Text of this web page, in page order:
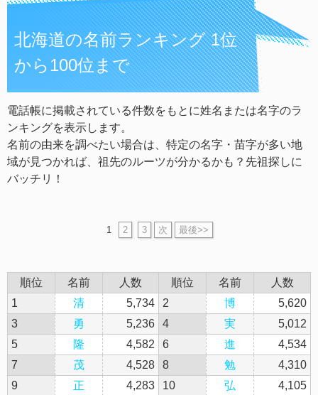
北海道の名前ランキング 1位
から100位まで
電話帳に掲載されている件数をもとに姓名または名字のラ
ンキングを表示します。
名前の由来を調べたい場合は、特定の名字・苗字が多い地
域が見つかれば、祖先のルーツが分かるかも？先祖探しに
バッチリ！
1 2 3 次 最後>>
順位 名前 人数 順位 名前
人数
1
清 5,734 2 博
5,620
3
勇 5,236 4 実
5,012
5
隆 4,582 6 進
4,534
7
茂 4,528 8 勉
4,310
9
正 4,283 10 弘 4,105